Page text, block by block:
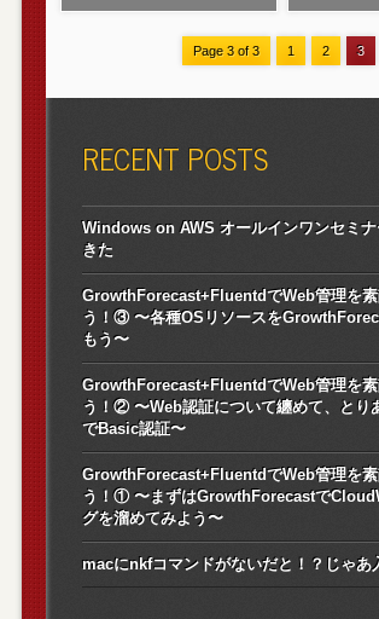
Page 3 of 3 1 2 3
RECENT POSTS
Windows on AWS オールインワンセミナ
きた
GrowthForecast+FluentdでWeb管理を素
う！③ 〜各種OSリソースを
もう〜
GrowthForecast+FluentdでWeb管理を素
う！② 〜Web認証について纏めて、とり
でBasic認証〜
GrowthForecast+FluentdでWeb管理を素
う！① 〜まずはGrowthForecastで
グを溜めてみよう〜
macにnkfコマンドがないだと！？じゃあ